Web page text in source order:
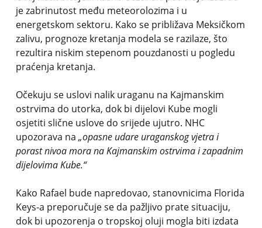
je zabrinutost među meteorolozima i u
energetskom sektoru. Kako se približava Meksičkom
zalivu, prognoze kretanja modela se razilaze, što
rezultira niskim stepenom pouzdanosti u pogledu
praćenja kretanja.
Očekuju se uslovi nalik uraganu na Kajmanskim
ostrvima do utorka, dok bi dijelovi Kube mogli
osjetiti slične uslove do srijede ujutro. NHC
upozorava na „opasne udare uraganskog vjetra i
porast nivoa mora na Kajmanskim ostrvima i zapadnim
dijelovima Kube.“
Kako Rafael bude napredovao, stanovnicima Florida
Keys-a preporučuje se da pažljivo prate situaciju,
dok bi upozorenja o tropskoj oluji mogla biti izdata